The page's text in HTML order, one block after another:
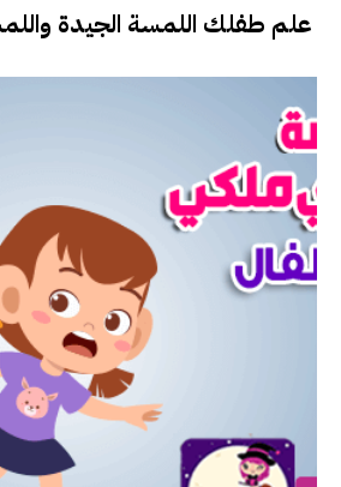
علم طفلك اللمسة الجيدة